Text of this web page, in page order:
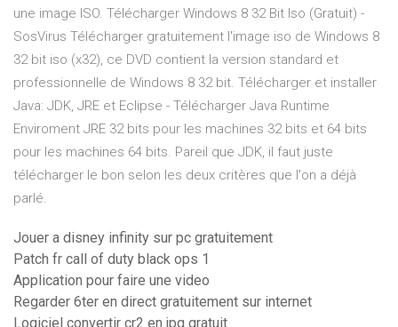
une image ISO. Télécharger Windows 8 32 Bit Iso (Gratuit) -
SosVirus Télécharger gratuitement l'image iso de Windows 8
32 bit iso (x32), ce DVD contient la version standard et
professionnelle de Windows 8 32 bit. Télécharger et installer
Java: JDK, JRE et Eclipse - Télécharger Java Runtime
Enviroment JRE 32 bits pour les machines 32 bits et 64 bits
pour les machines 64 bits. Pareil que JDK, il faut juste
télécharger le bon selon les deux critères que l'on a déjà
parlé.
Jouer a disney infinity sur pc gratuitement
Patch fr call of duty black ops 1
Application pour faire une video
Regarder 6ter en direct gratuitement sur internet
Logiciel convertir cr2 en jpg gratuit